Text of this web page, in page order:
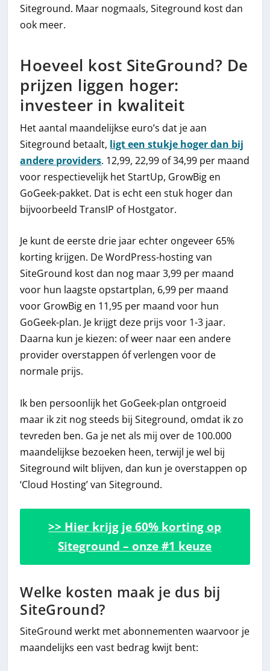
Siteground. Maar nogmaals, Siteground kost dan
ook meer.
Hoeveel kost SiteGround? De
prijzen liggen hoger:
investeer in kwaliteit
Het aantal maandelijkse euro’s dat je aan
Siteground betaalt, ligt een stukje hoger dan bij
andere providers. 12,99, 22,99 of 34,99 per maand
voor respectievelijk het StartUp, GrowBig en
GoGeek-pakket. Dat is echt een stuk hoger dan
bijvoorbeeld TransIP of Hostgator.
Je kunt de eerste drie jaar echter ongeveer 65%
korting krijgen. De WordPress-hosting van
SiteGround kost dan nog maar 3,99 per maand
voor hun laagste opstartplan, 6,99 per maand
voor GrowBig en 11,95 per maand voor hun
GoGeek-plan. Je krijgt deze prijs voor 1-3 jaar.
Daarna kun je kiezen: of weer naar een andere
provider overstappen óf verlengen voor de
normale prijs.
Ik ben persoonlijk het GoGeek-plan ontgroeid
maar ik zit nog steeds bij Siteground, omdat ik zo
tevreden ben. Ga je net als mij over de 100.000
maandelijkse bezoeken heen, terwijl je wel bij
Siteground wilt blijven, dan kun je overstappen op
‘Cloud Hosting’ van Siteground.
>> Hier krijg je 60% korting op
Siteground – onze #1 keuze
Welke kosten maak je dus bij
SiteGround?
SiteGround werkt met abonnementen waarvoor je
maandelijks een vast bedrag kwijt bent: